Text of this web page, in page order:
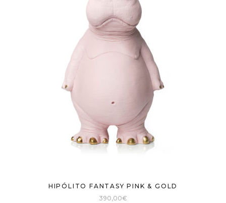
HIPÓLITO FANTASY PINK & GOLD
390,00€